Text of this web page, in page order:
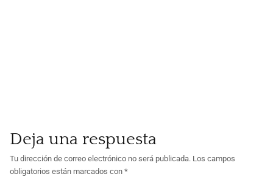
Deja una respuesta
Tu dirección de correo electrónico no será publicada. Los campos
obligatorios están marcados con *